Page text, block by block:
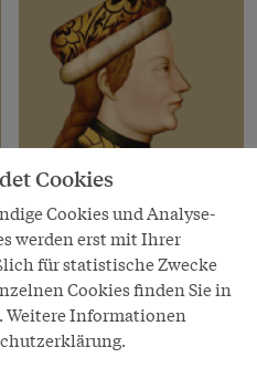
Habsburger Herrscher
Albrecht III. „mit dem
Zopf“
Herzog von Österreich
Cookies
Cookies und Analyse-
werden erst mit Ihrer
für statistische Zwecke
Cookies finden Sie in
Weitere Informationen